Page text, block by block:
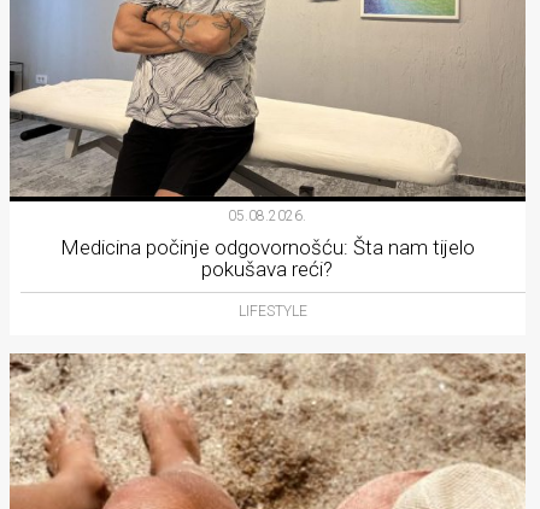
05.08.2026.
Medicina počinje odgovornošću: Šta nam tijelo
pokušava reći?
LIFESTYLE